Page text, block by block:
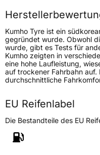
Höchstlast900 kg
Generelle Merkmale
FahrzeugtypSUV
Verwendung
ModellnameRoad Venture
Fahrzeugart
PKW & SUV
Kumho Tyre ist ein
gegründet wurde. Obwohl
wurde, gibt es Tests für
Kumho zeigten in
eine hohe Laufleistung,
auf trockener Fahrbahn
durchschnittliche
EU Reifenlabel
Die Bestandteile des EU